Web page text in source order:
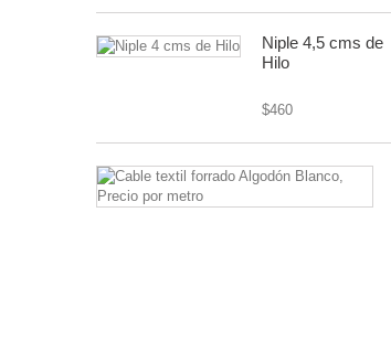
Niple 4,5 cms de
Hilo
$460